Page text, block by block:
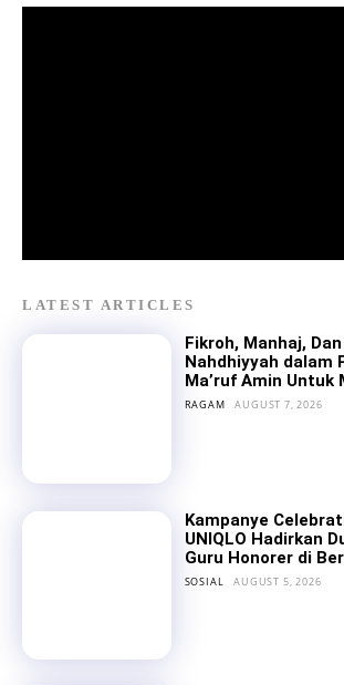
LATEST ARTICLES
Fikroh, Manhaj,
Nahdhiyyah dalam
Ma’ruf Amin Untuk
RAGAM AUGUST 7, 2026
Kampanye
UNIQLO Hadirkan
Guru Honorer di
SOSIAL AUGUST 5, 2026